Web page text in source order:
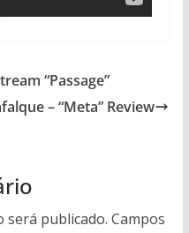
“Passage”
– “Meta” Review
será publicado. Campos